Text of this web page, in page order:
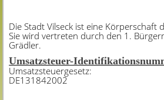
Die Stadt Vilseck ist eine Körperschaft
Sie wird vertreten durch den 1.
Grädler.
Umsatzsteuer-
Umsatzsteuergesetz:
DE131842002